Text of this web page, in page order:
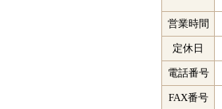
営業時間
定休日
電話番号
FAX番号